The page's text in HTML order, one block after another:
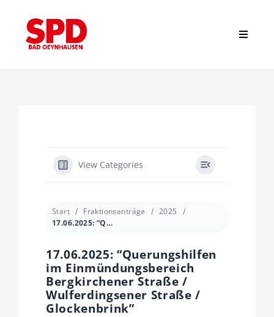
springen
Toggle
Fraktion
View Categories
Start Fraktionsanträge
2025
17.06.2025: “Querungshilfen im Einmündungsbereich Bergkirchener Straße / Wulferdingsener Straße / Glockenbrink”
17.06.2025: “Querungshilfen
im Einmündungsbereich
Bergkirchener Straße /
Wulferdingsener Straße /
Glockenbrink”